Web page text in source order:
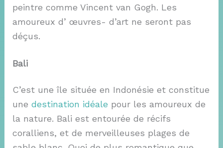
peintre comme Vincent van Gogh. Les
amoureux d’ œuvres- d’art ne seront pas
déçus.
Bali
C’est une île située en Indonésie et constitue
une destination idéale pour les amoureux de
la nature. Bali est entourée de récifs
coralliens, et de merveilleuses plages de